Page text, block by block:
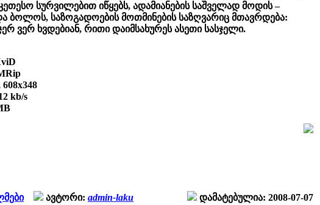
სურვილებით იწყებს, ადამიანების საშველად მოდის –
საზოგადოების მოთმინების საზღვარიც მთავრდება:
ვერ ხვდებიან, რითი დაიმსახურეს ასეთი სასჯელი.
kb/s
ავტორი: admin-laku დამატებულია: 2008-07-07